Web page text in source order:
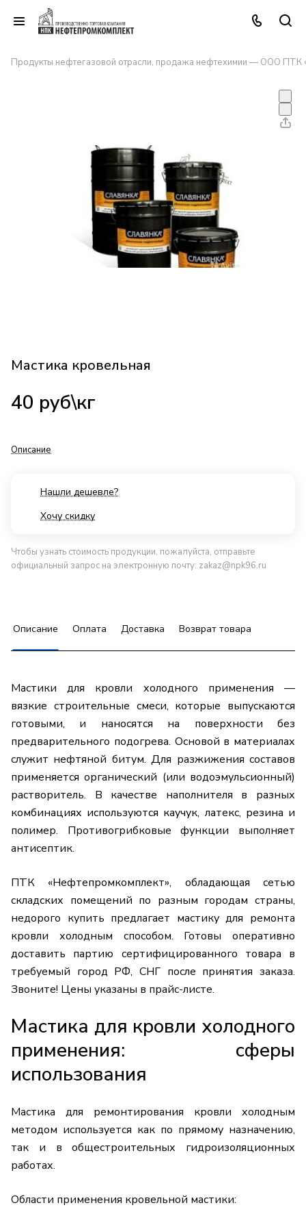
Продукты нефтегазовой отрасли, продажа нефтехимии — ООО ПТК
Мастика кровельная
40 руб\кг
Описание
Нашли дешевле?
Хочу скидку
Чтобы узнать стоимость продукции, пожалуйста, отправьте
официальный запрос на электронную почту: zakaz@npk96.ru
Описание Оплата Доставка Возврат товара
Мастики для кровли холодного применения —
вязкие строительные смеси, которые выпускаются
готовыми, и наносятся на поверхности без
предварительного подогрева. Основой в материалах
служит нефтяной битум. Для разжижения составов
применяется органический (или водоэмульсионный)
растворитель. В качестве наполнителя в разных
комбинациях используются каучук, латекс, резина и
полимер. Противогрибковые функции выполняет
антисептик.
ПТК «Нефтепромкомплект», обладающая сетью
складских помещений по разным городам страны,
недорого купить предлагает мастику для ремонта
кровли холодным способом. Готовы оперативно
доставить партию сертифицированного товара в
требуемый город РФ, СНГ после принятия заказа.
Звоните! Цены указаны в прайс-листе.
Мастика для кровли холодного
применения: сферы
использования
Мастика для ремонтирования кровли холодным
методом используется как по прямому назначению,
так и в общестроительных гидроизоляционных
работах.
Области применения кровельной мастики: